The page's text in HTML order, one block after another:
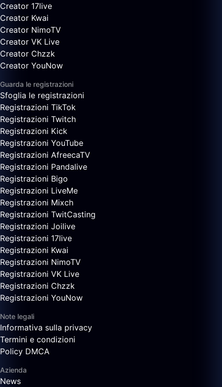
Creator 17live
Creator Kwai
Creator NimoTV
Creator VK Live
Creator Chzzk
Creator YouNow
Guarda le registrazioni
Sfoglia le registrazioni
Registrazioni TikTok
Registrazioni Twitch
Registrazioni Kick
Registrazioni YouTube
Registrazioni AfreecaTV
Registrazioni Pandalive
Registrazioni Bigo
Registrazioni LiveMe
Registrazioni Mixch
Registrazioni TwitCasting
Registrazioni Joilive
Registrazioni 17live
Registrazioni Kwai
Registrazioni NimoTV
Registrazioni VK Live
Registrazioni Chzzk
Registrazioni YouNow
Note legali
Informativa sulla privacy
Termini e condizioni
Policy DMCA
Azienda
News